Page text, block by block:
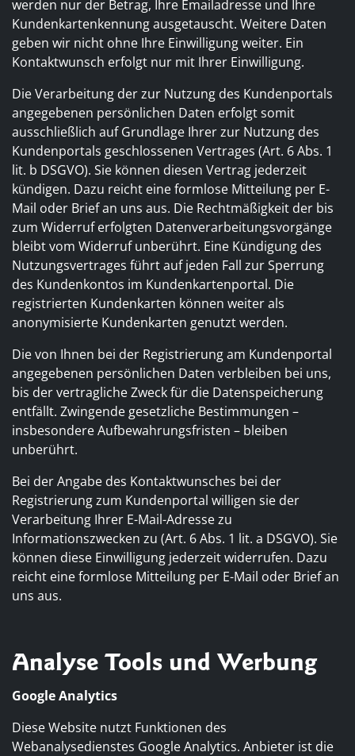
werden nur der Betrag, Ihre Emailadresse und Ihre
Kundenkartenkennung ausgetauscht. Weitere Daten
geben wir nicht ohne Ihre Einwilligung weiter. Ein
Kontaktwunsch erfolgt nur mit Ihrer Einwilligung.
Die Verarbeitung der zur Nutzung des Kundenportals
angegebenen persönlichen Daten erfolgt somit
ausschließlich auf Grundlage Ihrer zur Nutzung des
Kundenportals geschlossenen Vertrages (Art. 6 Abs. 1
lit. b DSGVO). Sie können diesen Vertrag jederzeit
kündigen. Dazu reicht eine formlose Mitteilung per E-
Mail oder Brief an uns aus. Die Rechtmäßigkeit der bis
zum Widerruf erfolgten Datenverarbeitungsvorgänge
bleibt vom Widerruf unberührt. Eine Kündigung des
Nutzungsvertrages führt auf jeden Fall zur Sperrung
des Kundenkontos im Kundenkartenportal. Die
registrierten Kundenkarten können weiter als
anonymisierte Kundenkarten genutzt werden.
Die von Ihnen bei der Registrierung am Kundenportal
angegebenen persönlichen Daten verbleiben bei uns,
bis der vertragliche Zweck für die Datenspeicherung
entfällt. Zwingende gesetzliche Bestimmungen –
insbesondere Aufbewahrungsfristen – bleiben
unberührt.
Bei der Angabe des Kontaktwunsches bei der
Registrierung zum Kundenportal willigen sie der
Verarbeitung Ihrer E-Mail-Adresse zu
Informationszwecken zu (Art. 6 Abs. 1 lit. a DSGVO). Sie
können diese Einwilligung jederzeit widerrufen. Dazu
reicht eine formlose Mitteilung per E-Mail oder Brief an
uns aus.
Analyse Tools und Werbung
Google Analytics
Diese Website nutzt Funktionen des
Webanalysedienstes Google Analytics. Anbieter ist die